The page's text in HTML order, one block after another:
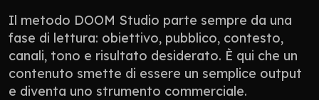
Il metodo DOOM Studio parte sempre da una
fase di lettura: obiettivo, pubblico, contesto,
canali, tono e risultato desiderato. È qui che un
contenuto smette di essere un semplice output
e diventa uno strumento commerciale.